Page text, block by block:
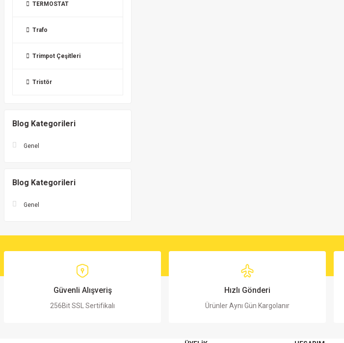
TERMOSTAT
Trafo
Trimpot Çeşitleri
Tristör
Blog Kategorileri
Genel
Blog Kategorileri
Genel
Güvenli Alışveriş
256Bit SSL Sertifikalı
Hızlı Gönderi
Ürünler Aynı Gün Kargolanır